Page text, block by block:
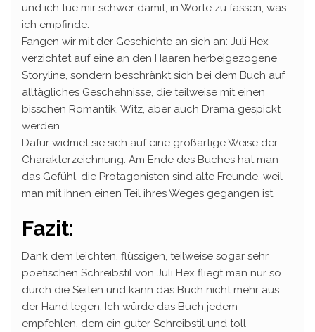
und ich tue mir schwer damit, in Worte zu fassen, was
ich empfinde.
Fangen wir mit der Geschichte an sich an: Juli Hex
verzichtet auf eine an den Haaren herbeigezogene
Storyline, sondern beschränkt sich bei dem Buch auf
alltägliches Geschehnisse, die teilweise mit einen
bisschen Romantik, Witz, aber auch Drama gespickt
werden.
Dafür widmet sie sich auf eine großartige Weise der
Charakterzeichnung. Am Ende des Buches hat man
das Gefühl, die Protagonisten sind alte Freunde, weil
man mit ihnen einen Teil ihres Weges gegangen ist.
Fazit:
Dank dem leichten, flüssigen, teilweise sogar sehr
poetischen Schreibstil von Juli Hex fliegt man nur so
durch die Seiten und kann das Buch nicht mehr aus
der Hand legen. Ich würde das Buch jedem
empfehlen, dem ein guter Schreibstil und toll